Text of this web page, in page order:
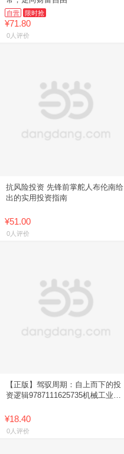
自营 限时抢
¥71.80
0人评价
抗风险投资 先锋前掌舵人布伦南给
出的实用投资指南
¥51.00
0人评价
【正版】驾驭周期：自上而下的投
资逻辑9787111625735机械工业出
¥18.40
0人评价